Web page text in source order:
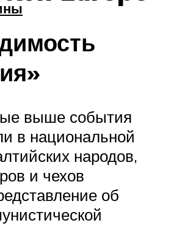
выше события
в национальной
народов,
и чехов
об